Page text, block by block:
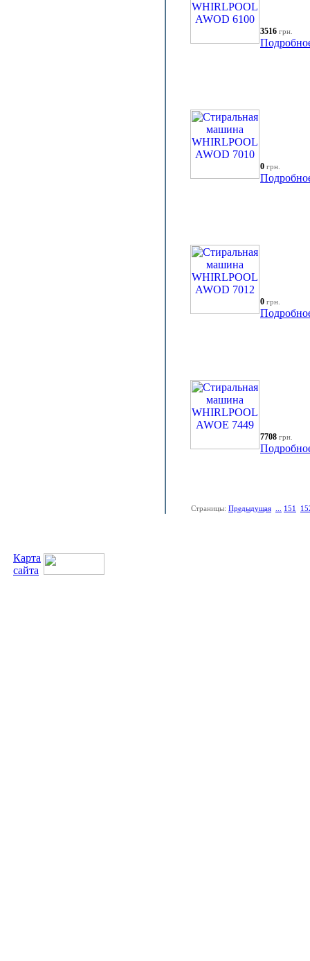
3516 грн.
0 грн.
0 грн.
7708 грн.
Страницы: Предыдущая 151
Карта
сайта